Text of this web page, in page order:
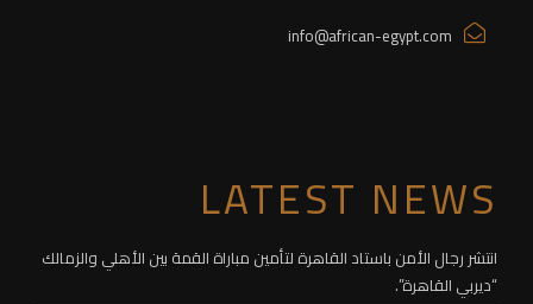
info@african-egypt.com
LATEST NEWS
انتشر رجال الأمن باستاد القاهرة لتأمين مباراة القمة بين الأهلي والزمالك
“ديربي القاهرة”.